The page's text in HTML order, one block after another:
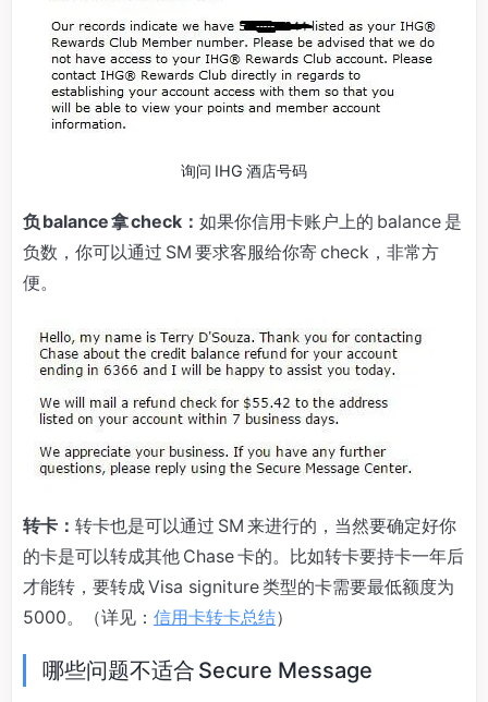
询问 IHG 酒店号码
负 balance 拿 check： 如果你信用卡账户上的 balance 是
负数，你可以通过 SM 要求客服给你寄 check，非常方
便。
转卡： 转卡也是可以通过 SM 来进行的，当然要确定好你
的卡是可以转成其他 Chase 卡的。比如转卡要持卡一年后
才能转，要转成 Visa signiture 类型的卡需要最低额度为
5000。（详见： 信用卡转卡总结）
哪些问题不适合 Secure Message